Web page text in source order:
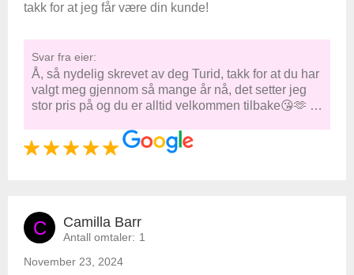
takk for at jeg får være din kunde!
Svar fra eier:
Å, så nydelig skrevet av deg Turid, takk for at du har
valgt meg gjennom så mange år nå, det setter jeg
stor pris på og du er alltid velkommen tilbake😘🫶 …
C Camilla Barr
Antall omtaler: 1
November 23, 2024